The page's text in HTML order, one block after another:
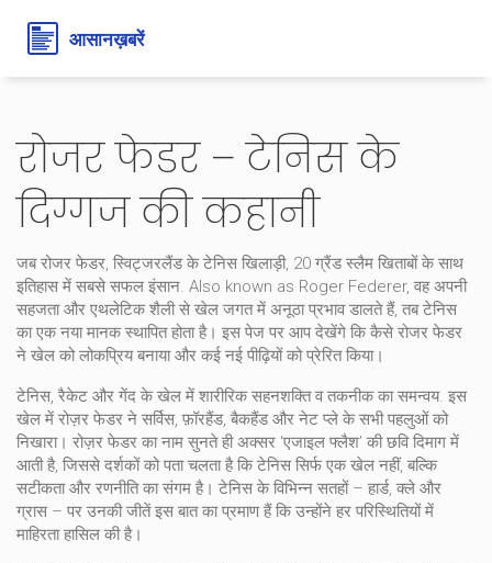
रोजर फेडर – टेनिस के
दिग्गज की कहानी
जबरोजर फेडर, स्विट्जरलैंड के टेनिस खिलाड़ी, 20 ग्रैंड स्लैम खिताबों के साथ
इतिहास में सबसे सफल इंसान. Also known as Roger Federer, वह अपनी
सहजता और एथलेटिक शैली से खेल जगत में अनूठा प्रभाव डालते हैं, तब टेनिस
का एक नया मानक स्थापित होता है। इस पेज पर आप देखेंगे कि कैसे रोजर फेडर
ने खेल को लोकप्रिय बनाया और कई नई पीढ़ियों को प्रेरित किया।
टेनिस, रैकेट और गेंद के खेल में शारीरिक सहनशक्ति व तकनीक का समन्वय. इस
खेल में रोज़र फेडर ने सर्विस, फ़ॉरहैंड, बैकहैंड और नेट प्ले के सभी पहलुओं को
निखारा। रोज़र फेडर का नाम सुनते ही अक्सर ‘एजाइल फ्लैश’ की छवि दिमाग में
आती है, जिससे दर्शकों को पता चलता है कि टेनिस सिर्फ एक खेल नहीं, बल्कि
सटीकता और रणनीति का संगम है। टेनिस के विभिन्न सतहों – हार्ड, क्ले और
ग्रास – पर उनकी जीतें इस बात का प्रमाण हैं कि उन्होंने हर परिस्थितियों में
माहिरता हासिल की है।